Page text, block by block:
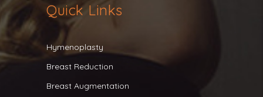
Quick Links
Hymenoplasty
Breast Reduction
Breast Augmentation